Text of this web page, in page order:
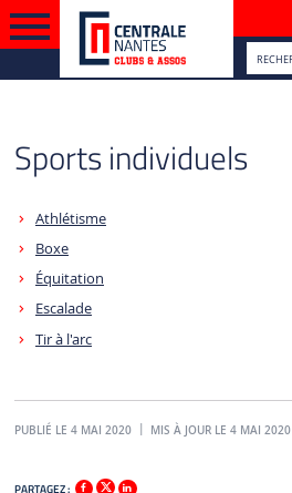
Sports individuels
Athlétisme
Boxe
Équitation
Escalade
Tir à l'arc
PUBLIÉ LE 4 MAI 2020 MIS À JOUR LE 4 MAI 2020
PARTAGEZ :